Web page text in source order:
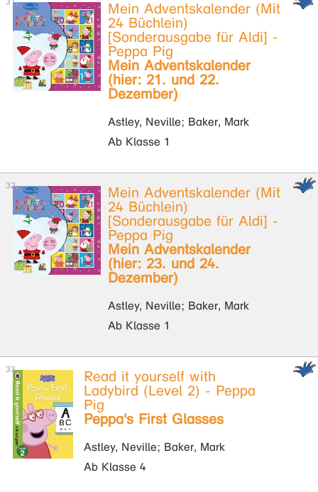
Mein Adventskalender (Mit
24 Büchlein)
[Sonderausgabe für Aldi] -
Peppa Pig
Mein Adventskalender
(hier: 21. und 22.
Dezember)
Astley, Neville; Baker, Mark
Ab Klasse 1
Mein Adventskalender (Mit
24 Büchlein)
[Sonderausgabe für Aldi] -
Peppa Pig
Mein Adventskalender
(hier: 23. und 24.
Dezember)
Astley, Neville; Baker, Mark
Ab Klasse 1
Read it yourself with
Ladybird (Level 2) - Peppa
Pig
Peppa's First Glasses
Astley, Neville; Baker, Mark
Ab Klasse 4